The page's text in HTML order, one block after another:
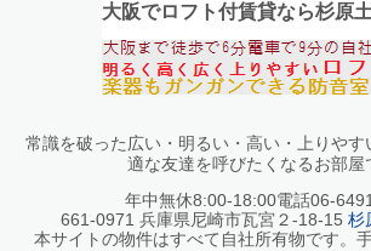
大阪でロフト付賃貸なら杉原
常識を破った広い・明るい・高い・上りや
適な友達を呼びたくなるお部屋
年中無休8:00-18:00電話06-
661-0971 兵庫県尼崎市瓦宮２-18-15 杉
本サイトの物件はすべて自社所有物です。